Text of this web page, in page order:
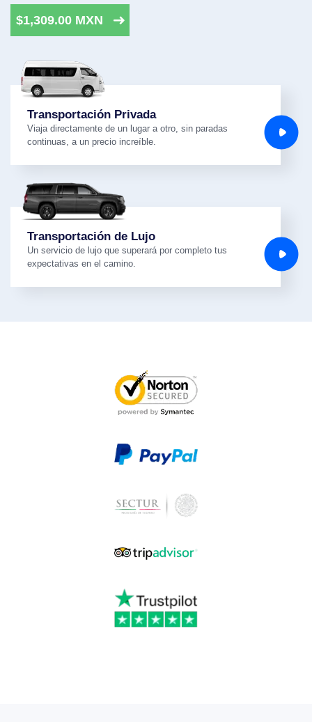
$1,309.00 MXN
Transportación Privada
Viaja directamente de un lugar a otro, sin paradas
continuas, a un precio increíble.
Transportación de Lujo
Un servicio de lujo que superará por completo tus
expectativas en el camino.